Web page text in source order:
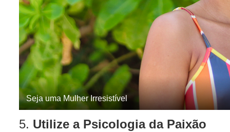
Seja uma Mulher Irresistível
5. Utilize a Psicologia da Paixão